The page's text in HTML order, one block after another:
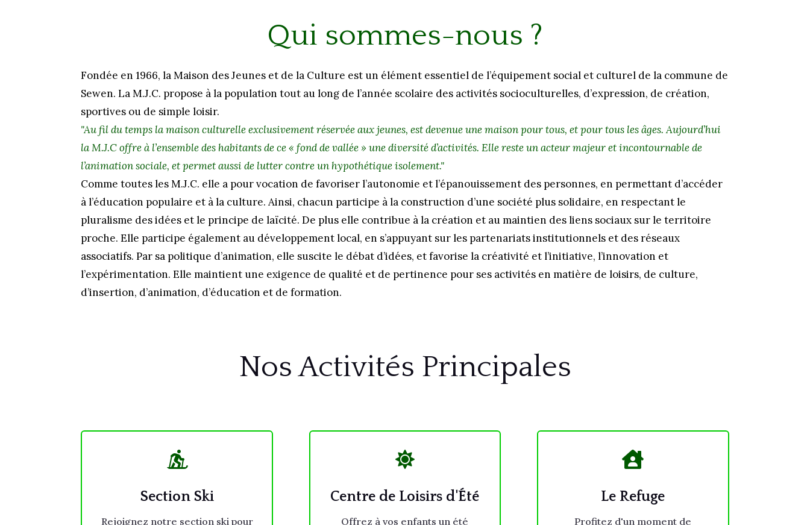
Qui sommes-nous ?
Fondée en 1966, la Maison des Jeunes et de la Culture est un élément essentiel de l’équipement social et culturel de la commune de
Sewen. La M.J.C. propose à la population tout au long de l’année scolaire des activités socioculturelles, d’expression, de création,
sportives ou de simple loisir.
"Au fil du temps la maison culturelle exclusivement réservée aux jeunes, est devenue une maison pour tous, et pour tous les âges. Aujourd’hui
la M.J.C offre à l’ensemble des habitants de ce « fond de vallée » une diversité d’activités. Elle reste un acteur majeur et incontournable de
l’animation sociale, et permet aussi de lutter contre un hypothétique isolement."
Comme toutes les M.J.C. elle a pour vocation de favoriser l’autonomie et l’épanouissement des personnes, en permettant d’accéder
à l’éducation populaire et à la culture. Ainsi, chacun participe à la construction d’une société plus solidaire, en respectant le
pluralisme des idées et le principe de laïcité. De plus elle contribue à la création et au maintien des liens sociaux sur le territoire
proche. Elle participe également au développement local, en s’appuyant sur les partenariats institutionnels et des réseaux
associatifs. Par sa politique d’animation, elle suscite le débat d’idées, et favorise la créativité et l’initiative, l’innovation et
l’expérimentation. Elle maintient une exigence de qualité et de pertinence pour ses activités en matière de loisirs, de culture,
d’insertion, d’animation, d’éducation et de formation.
Nos Activités Principales

Section Ski
Rejoignez notre section ski pour

Centre de Loisirs d'Été
Offrez à vos enfants un été

Le Refuge
Profitez d'un moment de